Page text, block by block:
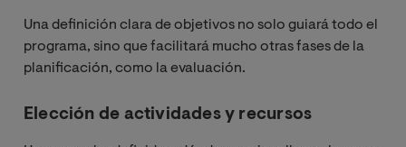
Una definición clara de objetivos no solo guiará todo el
programa, sino que facilitará mucho otras fases de la
planificación, como la evaluación.
Elección de actividades y recursos